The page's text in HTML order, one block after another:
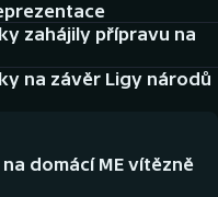
zahájily přípravu na
na závěr Ligy národů
domácí ME vítězně